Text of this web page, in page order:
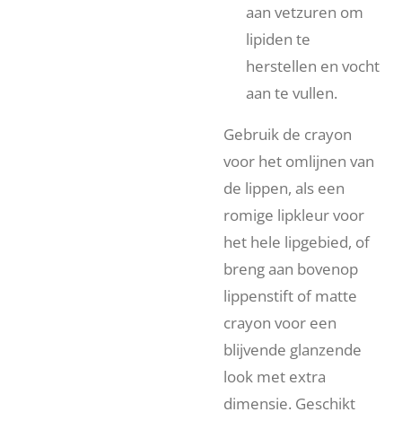
aan vetzuren om
lipiden te
herstellen en vocht
aan te vullen.
Gebruik de crayon
voor het omlijnen van
de lippen, als een
romige lipkleur voor
het hele lipgebied, of
breng aan bovenop
lippenstift of matte
crayon voor een
blijvende glanzende
look met extra
dimensie. Geschikt